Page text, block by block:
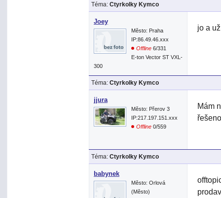
Téma: Ctyrkolky Kymco
Joey
Město: Praha
IP:86.49.46.xxx
Offline 6/331
E-ton Vector ST VXL-
300
jo a
Téma: Ctyrkolky Kymco
jjura
Město: Přerov 3
IP:217.197.151.xxx
Offline 0/559
Mám
Téma: Ctyrkolky Kymco
babynek
Město: Orlová
(Město)